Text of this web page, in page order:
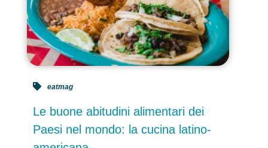
Le buone abitudini alimentari dei
Paesi nel mondo: la cucina latino-
eatmag